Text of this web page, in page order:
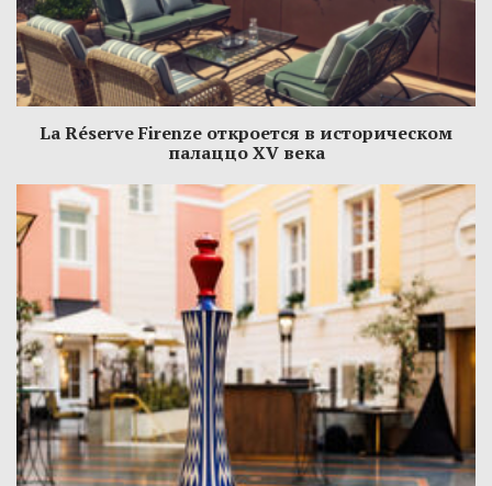
La Réserve Firenze откроется в историческом
палаццо XV века